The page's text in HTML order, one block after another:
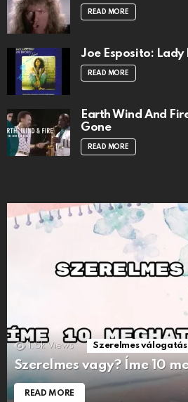
READ MORE
Joe Esposito: Lady
READ MORE
Earth Wind And
Gone
READ MORE
1.5k Views Szerelmes
Szerelmes vagy? Íme 10
READ MORE